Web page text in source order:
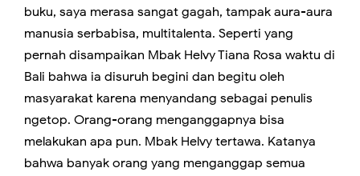
buku, saya merasa sangat gagah, tampak aura-aura
manusia serbabisa, multitalenta. Seperti yang
pernah disampaikan Mbak Helvy Tiana Rosa waktu di
Bali bahwa ia disuruh begini dan begitu oleh
masyarakat karena menyandang sebagai penulis
ngetop. Orang-orang menganggapnya bisa
melakukan apa pun. Mbak Helvy tertawa. Katanya
bahwa banyak orang yang menganggap semua